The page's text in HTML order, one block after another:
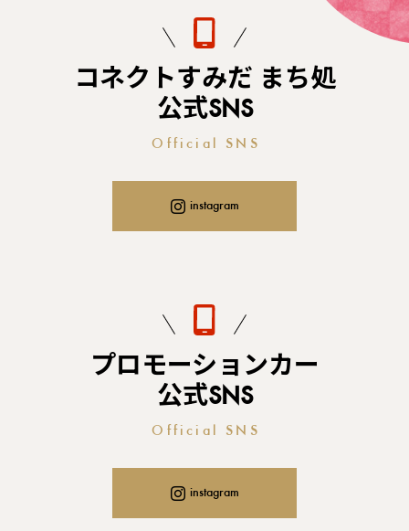
コネクトすみだ まち処
公式SNS
Official SNS
instagram
プロモーションカー
公式SNS
Official SNS
instagram